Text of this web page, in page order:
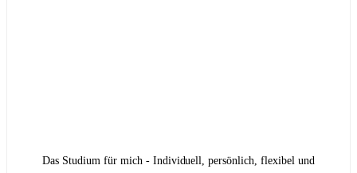
Das Studium für mich - Individuell, persönlich, flexibel und